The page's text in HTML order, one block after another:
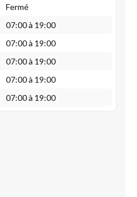
Fermé
07:00 à 19:00
07:00 à 19:00
07:00 à 19:00
07:00 à 19:00
07:00 à 19:00